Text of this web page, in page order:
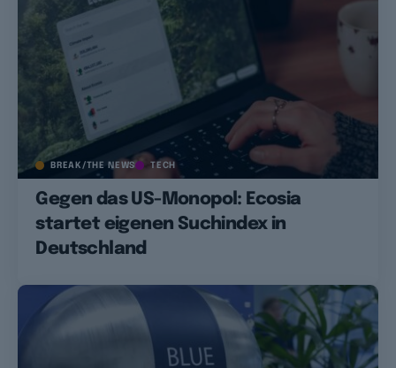
BREAK/THE NEWS TECH
Gegen das US-Monopol: Ecosia
startet eigenen Suchindex in
Deutschland